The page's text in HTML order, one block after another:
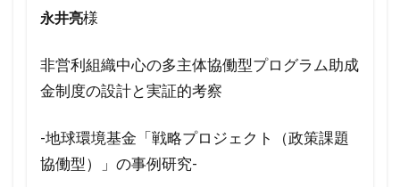
永井亮様
非営利組織中心の多主体協働型プログラム助成
金制度の設計と実証的考察
-地球環境基金「戦略プロジェクト（政策課題
協働型）」の事例研究-